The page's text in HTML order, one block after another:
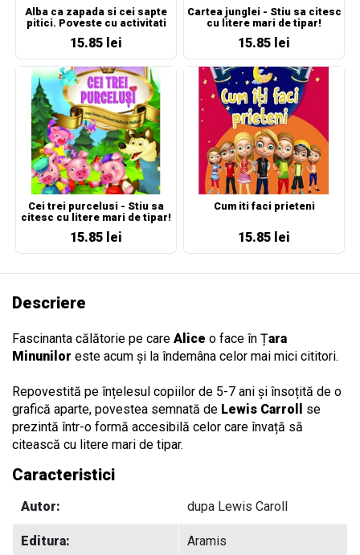
Alba ca zapada si cei sapte
pitici. Poveste cu activitati
15.85 lei
Cartea junglei - Stiu sa citesc
cu litere mari de tipar!
15.85 lei
Cei trei purcelusi - Stiu sa
citesc cu litere mari de tipar!
15.85 lei
Cum iti faci prieteni
15.85 lei
Descriere
Fascinanta călătorie pe care Alice o face în Țara
Minunilor este acum și la îndemâna celor mai mici cititori.
Repovestită pe înțelesul copiilor de 5-7 ani și însoțită de o
grafică aparte, povestea semnată de Lewis Carroll
se
prezintă într-o formă accesibilă celor care învață să
citească cu litere mari de tipar.
Caracteristici
Autor: dupa Lewis Caroll
Editura: Aramis